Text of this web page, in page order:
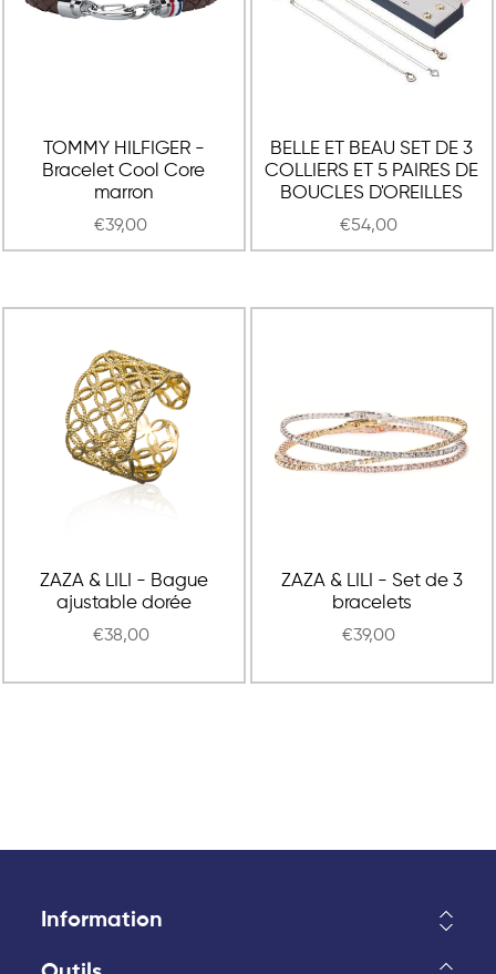
TOMMY HILFIGER -
Bracelet Cool Core
marron
€39,00
BELLE ET BEAU SET DE 3
COLLIERS ET 5 PAIRES DE
BOUCLES D'OREILLES
€54,00
ZAZA & LILI - Bague
ajustable dorée
€38,00
ZAZA & LILI - Set de 3
bracelets
€39,00
Information